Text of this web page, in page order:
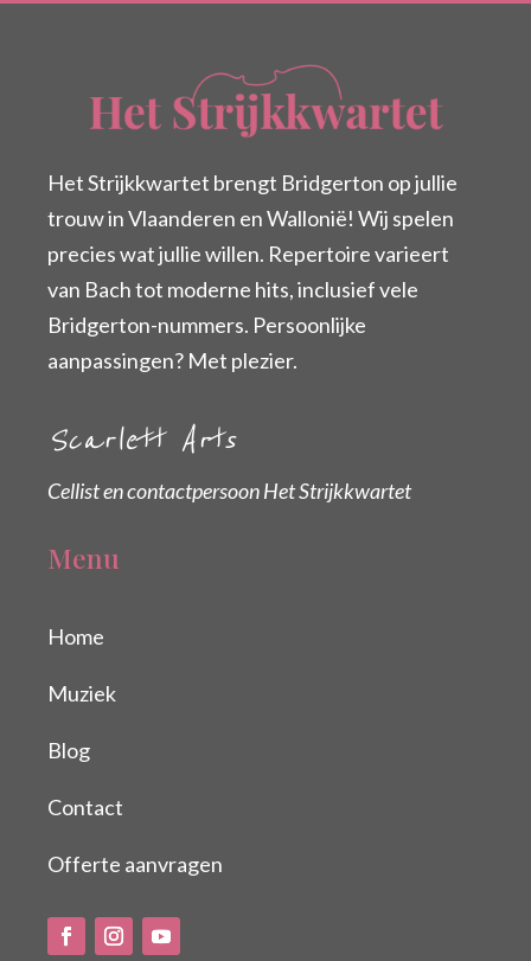
Het Strijkkwartet brengt Bridgerton op jullie
trouw in Vlaanderen en Wallonië! Wij spelen
precies wat jullie willen. Repertoire varieert
van Bach tot moderne hits, inclusief vele
Bridgerton-nummers. Persoonlijke
aanpassingen? Met plezier.
Scarlett Arts
Cellist en contactpersoon Het Strijkkwartet
Menu
Home
Muziek
Blog
Contact
Offerte aanvragen